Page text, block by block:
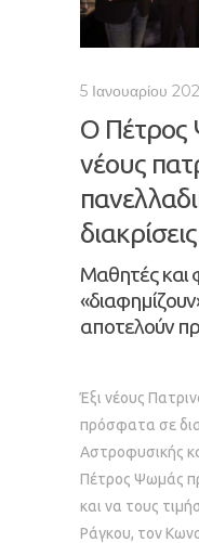
5 Ιανουαρίου
Ο Πέτρος
νέους
διακρίσεις
Μαθητές και
αποτελούν
Έξι νέους
πρόσφατα σε
Αστροφυσικής
Πέτρος Ψωμάς
και να τους
Ράγκου, τον